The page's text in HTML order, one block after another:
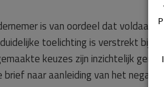
is van oordeel dat voldaan
toelichting is verstrekt bij
keuzes zijn inzichtelijk
brief naar aanleiding van het